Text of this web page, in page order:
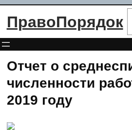
Перейти
ПравоПорядок
Отчет о
численности
2019 году